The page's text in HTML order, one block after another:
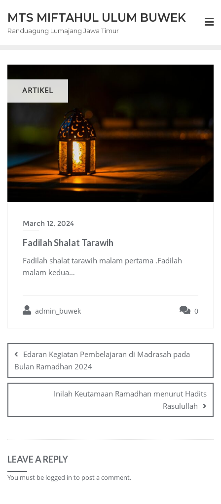
content
MTS MIFTAHUL ULUM BUWEK
Randuagung Lumajang Jawa Timur
ARTIKEL
March 12, 2024
Fadilah Shalat Tarawih
Fadilah shalat tarawih malam pertama .Fadilah
malam kedua…
admin_buwek 0
navigation
Edaran Kegiatan Pembelajaran di Madrasah pada
Bulan Ramadhan 2024
Inilah Keutamaan Ramadhan menurut Hadits
Rasulullah
LEAVE A REPLY
You must be logged in to post a comment.